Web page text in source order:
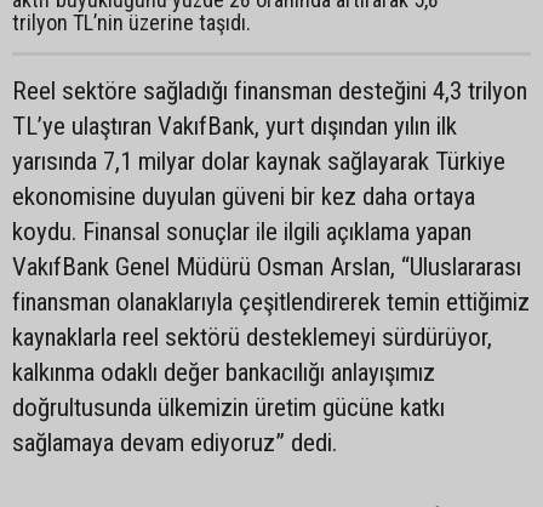
trilyon TL’nin üzerine taşıdı.
Reel sektöre sağladığı finansman desteğini 4,3 trilyon
TL’ye ulaştıran VakıfBank, yurt dışından yılın ilk
yarısında 7,1 milyar dolar kaynak sağlayarak Türkiye
ekonomisine duyulan güveni bir kez daha ortaya
koydu. Finansal sonuçlar ile ilgili açıklama yapan
VakıfBank Genel Müdürü Osman Arslan, “Uluslararası
finansman olanaklarıyla çeşitlendirerek temin ettiğimiz
kaynaklarla reel sektörü desteklemeyi sürdürüyor,
kalkınma odaklı değer bankacılığı anlayışımız
doğrultusunda ülkemizin üretim gücüne katkı
sağlamaya devam ediyoruz” dedi.